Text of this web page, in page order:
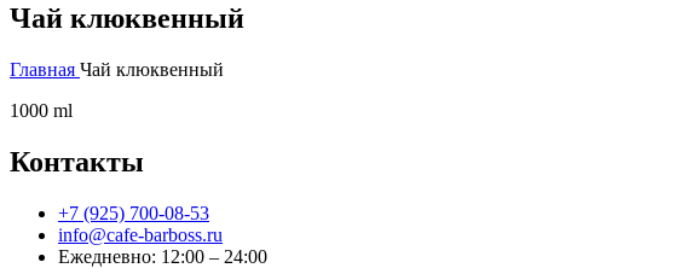
Чай клюквенный
Главная Чай клюквенный
1000 ml
Контакты
+7 (925) 700-08-53
info@cafe-barboss.ru
Ежедневно: 12:00 – 24:00